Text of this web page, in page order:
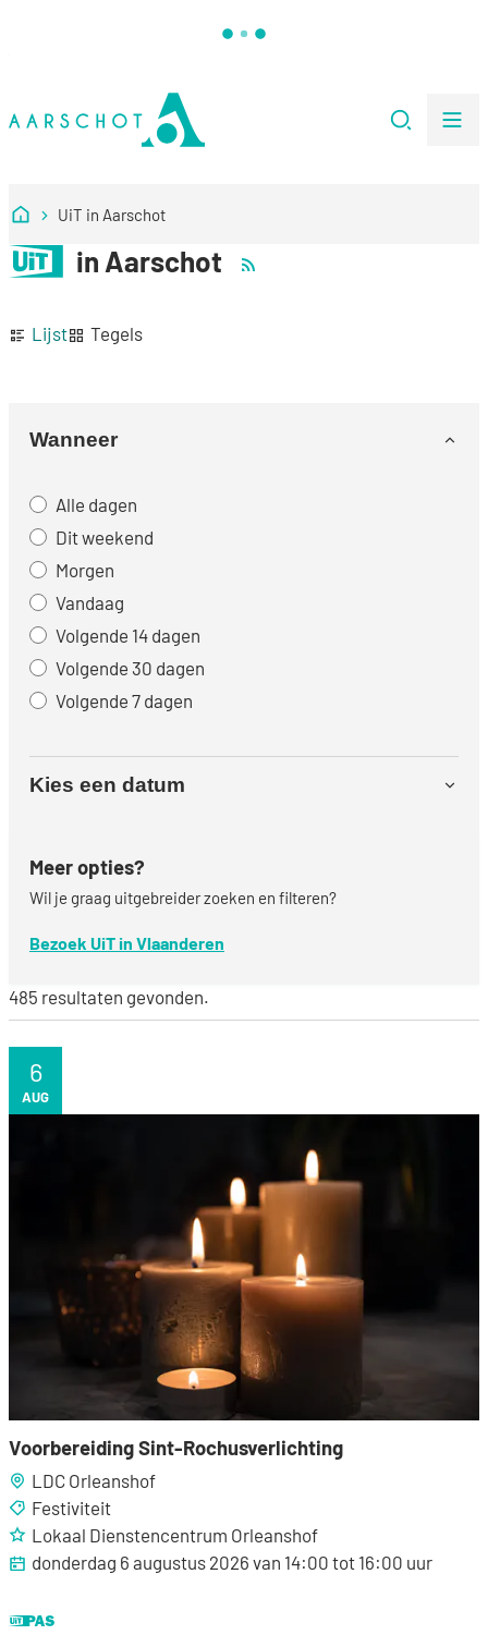
Zoeken
Startpagina
UiT in Aarschot
UiT
in Aarschot Rss activiteiten
Lijst
Tegels
Verfijn of wijzig resultaten
Wanneer
Alle dagen
Dit weekend
Morgen
Vandaag
Volgende 14 dagen
Volgende 30 dagen
Volgende 7 dagen
Kies een datum
Meer opties?
Wil je graag uitgebreider zoeken en filteren?
Bezoek UiT in Vlaanderen
485 resultaten gevonden.
DO
6
AUG
Voorbereiding Sint-Rochusverlichting
LDC Orleanshof
Festiviteit
Lokaal Dienstencentrum Orleanshof
donderdag 6 augustus 2026 van 14:00 tot 16:00 uur